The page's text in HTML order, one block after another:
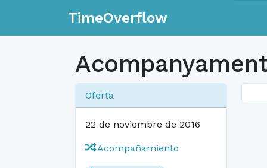
TimeOverflow
Oferta
22 de noviembre de 2016
Acompañamiento